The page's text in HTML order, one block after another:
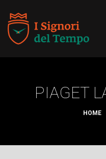
PIAGET
HOME